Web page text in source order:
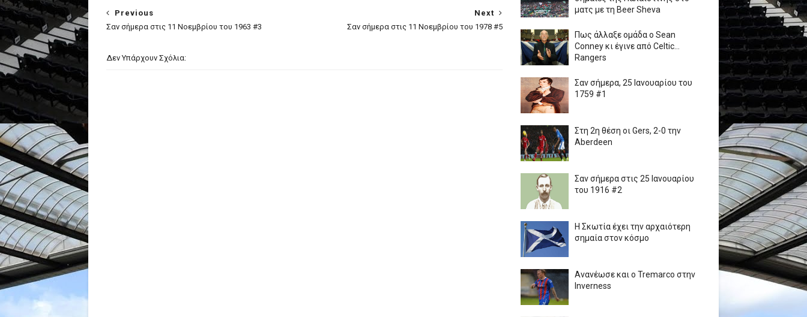
Next
Σαν σήμερα στις 11 Νοεμβρίου του 1978 #5
Previous
Σαν σήμερα στις 11 Νοεμβρίου του 1963 #3
Δεν Υπάρχουν Σχόλια:
ματς με τη Beer Sheva
Πως άλλαξε ομάδα ο Sean
Conney κι έγινε από Celtic...
Rangers
Σαν σήμερα, 25 Ιανουαρίου του
1759 #1
Στη 2η θέση οι Gers, 2-0 την
Aberdeen
Σαν σήμερα στις 25 Ιανουαρίου
του 1916 #2
Η Σκωτία έχει την αρχαιότερη
σημαία στον κόσμο
Ανανέωσε και ο Tremarco στην
Inverness